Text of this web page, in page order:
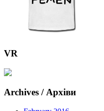
VR
Archives / Архіви